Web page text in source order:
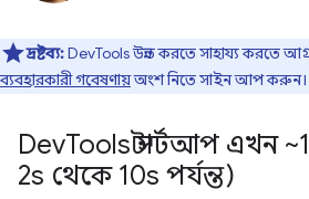
দ্রষ্টব্য:DevTools উন্নত করতে সাহায্য করতে
ব্যবহারকারী গবেষণায়অংশ নিতে সাইন আপ করুন।
DevTools স্টার্টআপ এখন
2s থেকে 10s পর্যন্ত)